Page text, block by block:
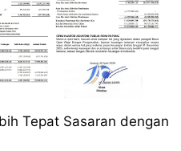
Tepat Sasaran dengan